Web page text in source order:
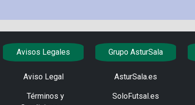
Avisos Legales
Aviso Legal
Términos y
Grupo AsturSala
AsturSala.es
SoloFutsal.es